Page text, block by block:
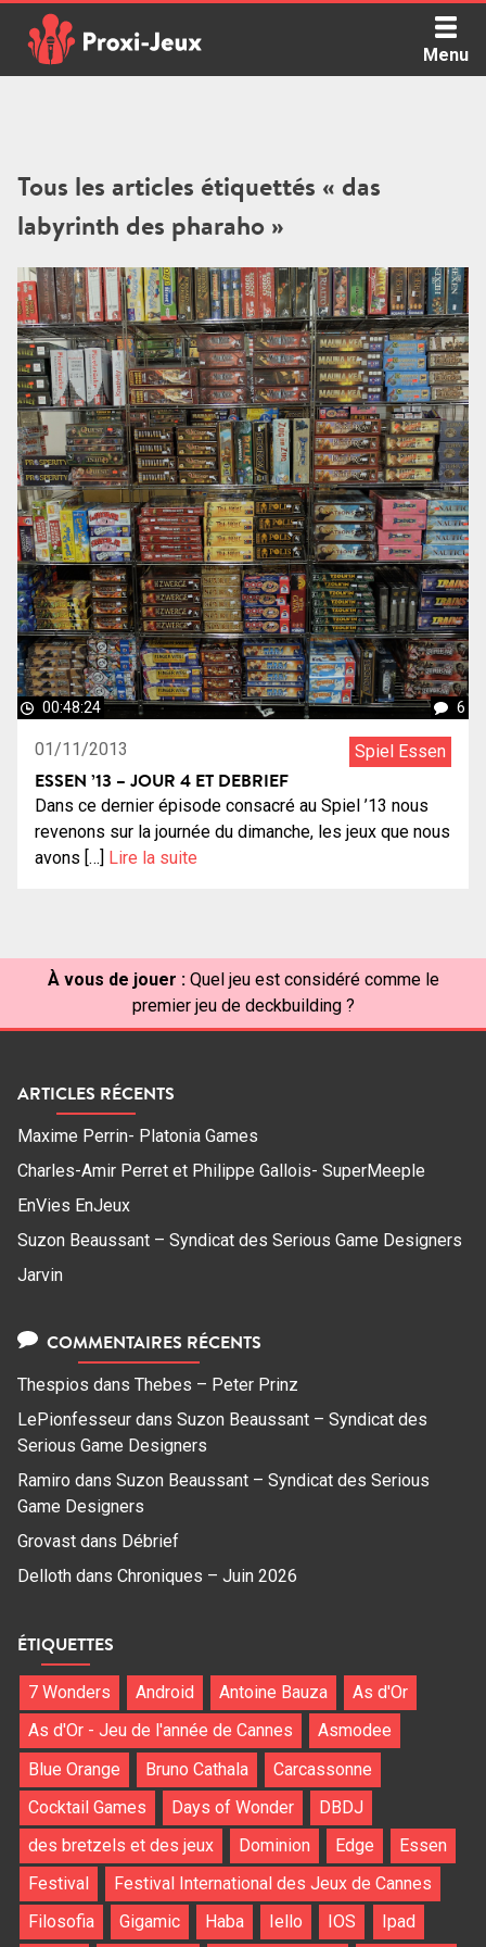
content
Menu
Tous les articles étiquettés « das
labyrinth des pharaho »
00:48:24 6
01/11/2013 Spiel Essen
ESSEN ’13 – JOUR 4 ET DEBRIEF
Dans ce dernier épisode consacré au Spiel ’13 nous
revenons sur la journée du dimanche, les jeux que nous
avons […] Lire la suite
À vous de jouer : Quel jeu est considéré comme le
premier jeu de deckbuilding ?
ARTICLES RÉCENTS
Maxime Perrin- Platonia Games
Charles-Amir Perret et Philippe Gallois- SuperMeeple
EnVies EnJeux
Suzon Beaussant – Syndicat des Serious Game Designers
Jarvin
COMMENTAIRES RÉCENTS
Thespios dans Thebes – Peter Prinz
LePionfesseur dans Suzon Beaussant – Syndicat des
Serious Game Designers
Ramiro dans Suzon Beaussant – Syndicat des Serious
Game Designers
Grovast dans Débrief
Delloth dans Chroniques – Juin 2026
ÉTIQUETTES
7 Wonders Android Antoine Bauza
As d'Or
As d'Or - Jeu de l'année de Cannes
Asmodee
Blue Orange
Bruno Cathala
Carcassonne
Cocktail Games
Days of Wonder
DBDJ
des bretzels et des jeux
Dominion Edge
Essen
Festival
Festival International des Jeux de Cannes
Filosofia
Gigamic Haba Iello IOS Ipad